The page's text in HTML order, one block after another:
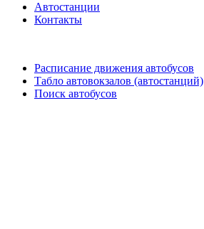
Автостанции
Контакты
Расписание движения автобусов
Табло автовокзалов (автостанций)
Поиск автобусов